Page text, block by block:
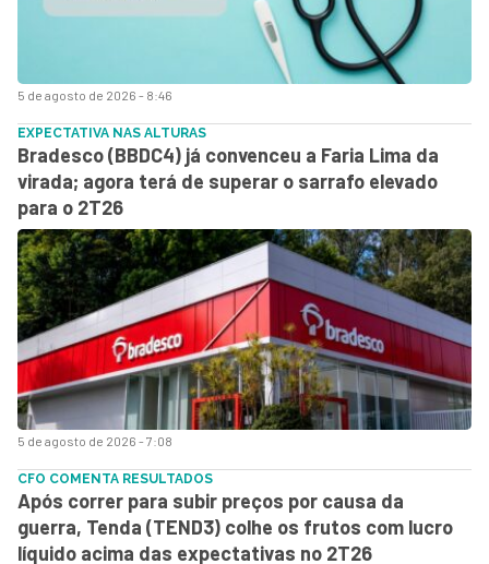
5 de agosto de 2026 - 8:46
5 de agosto de 2026 - 7:08
EXPECTATIVA NAS ALTURAS
Bradesco (BBDC4) já convenceu a Faria Lima da
virada; agora terá de superar o sarrafo elevado
para o 2T26
CFO COMENTA RESULTADOS
Após correr para subir preços por causa da
guerra, Tenda (TEND3) colhe os frutos com lucro
líquido acima das expectativas no 2T26